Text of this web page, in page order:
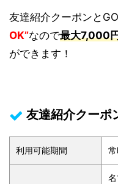
友達紹介クーポンと
OK”なので最大7,000
ができます！
友達紹介クーポ
利用可能期間 常